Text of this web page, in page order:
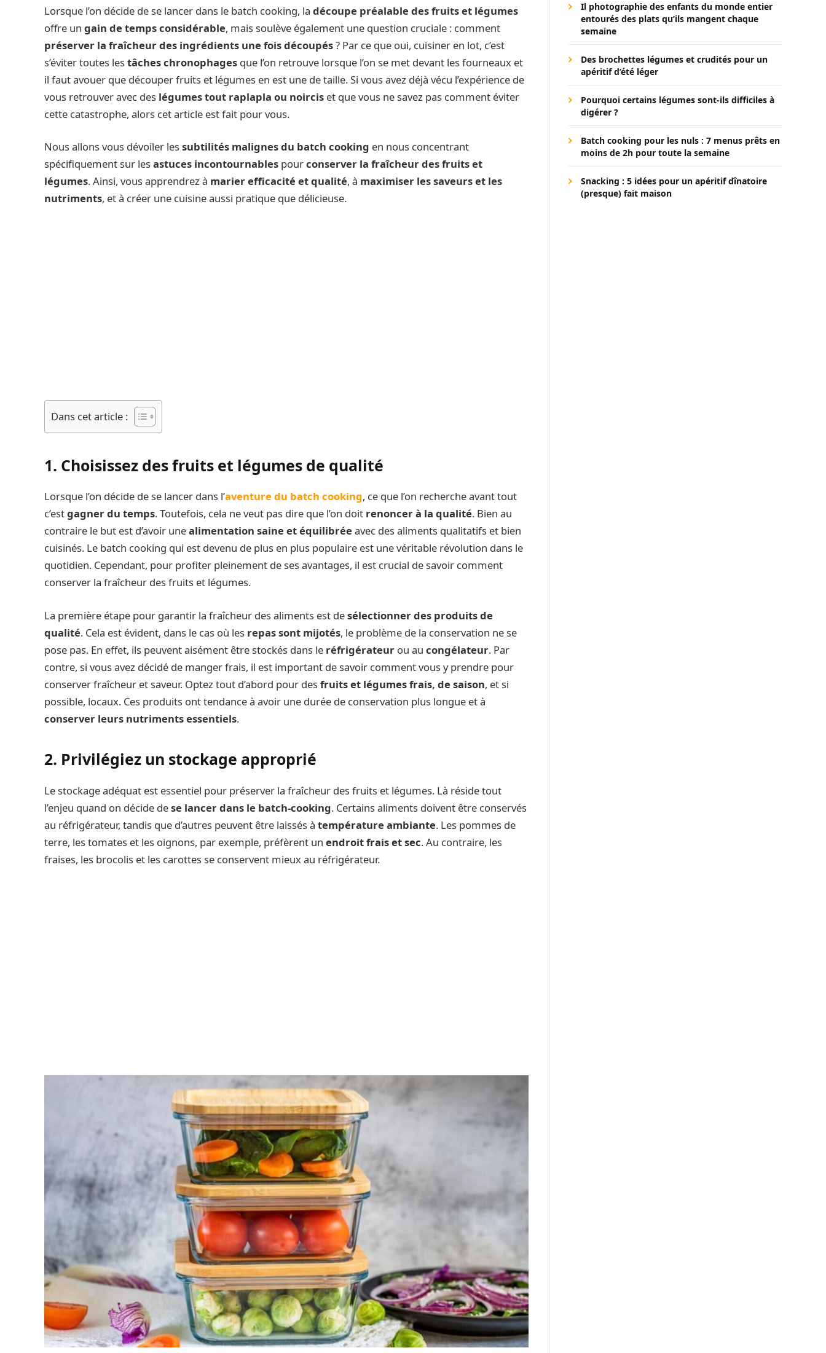
Lorsque l’on décide de se lancer dans le batch cooking, la découpe préalable des fruits et légumes
offre un gain de temps considérable, mais soulève également une question cruciale : comment
préserver la fraîcheur des ingrédients une fois découpés? Par ce que oui, cuisiner en lot, c’est
s’éviter toutes lestâches chronophages que l’on retrouve lorsque l’on se met devant les fourneaux et
il faut avouer que découper fruits et légumes en est une de taille. Si vous avez déjà vécu l’expérience de
vous retrouver avec des légumes tout raplapla ou noircis et que vous ne savez pas comment éviter
cette catastrophe, alors cet article est fait pour vous.
Nous allons vous dévoiler lessubtilités malignes du batch cooking en nous concentrant
spécifiquement sur lesastuces incontournables pourconserver la fraîcheur des fruits et
légumes. Ainsi, vous apprendrez à marier efficacité et qualité, à maximiser les saveurs et les
nutriments, et à créer une cuisine aussi pratique que délicieuse.
Dans cet article :
1. Choisissez des fruits et légumes de qualité
Lorsque l’on décide de se lancer dans l’aventure du batch cooking, ce que l’on recherche avant tout
c’estgagner du temps. Toutefois, cela ne veut pas dire que l’on doit renoncer à la qualité. Bien au
contraire le but est d’avoir unealimentation saine et équilibrée avec des aliments qualitatifs et bien
cuisinés. Le batch cooking qui est devenu de plus en plus populaire est une véritable révolution dans le
quotidien. Cependant, pour profiter pleinement de ses avantages, il est crucial de savoir comment
conserver la fraîcheur des fruits et légumes.
La première étape pour garantir la fraîcheur des aliments est desélectionner des produits de
qualité. Cela est évident, dans le cas où les repas sont mijotés, le problème de la conservation ne se
pose pas. En effet, ils peuvent aisément être stockés dans le réfrigérateur ou au congélateur. Par
contre, si vous avez décidé de manger frais, il est important de savoir comment vous y prendre pour
conserver fraîcheur et saveur. Optez tout d’abord pour desfruits et légumes frais, de saison, et si
possible, locaux. Ces produits ont tendance à avoir une durée de conservation plus longue et à
conserver leurs nutriments essentiels.
2. Privilégiez un stockage approprié
Le stockage adéquat est essentiel pour préserver la fraîcheur des fruits et légumes. Là réside tout
l’enjeu quand on décide dese lancer dans le batch-cooking. Certains aliments doivent être conservés
au réfrigérateur, tandis que d’autres peuvent être laissés à température ambiante. Les pommes de
terre, les tomates et les oignons, par exemple, préfèrent un endroit frais et sec. Au contraire, les
fraises, les brocolis et les carottes se conservent mieux au réfrigérateur.
Il photographie des enfants du monde entier
entourés des plats qu’ils mangent chaque
semaine
Des brochettes légumes et crudités pour un
apéritif d’été léger
Pourquoi certains légumes sont-ils difficiles à
digérer ?
Batch cooking pour les nuls : 7 menus prêts en
moins de 2h pour toute la semaine
Snacking : 5 idées pour un apéritif dînatoire
(presque) fait maison